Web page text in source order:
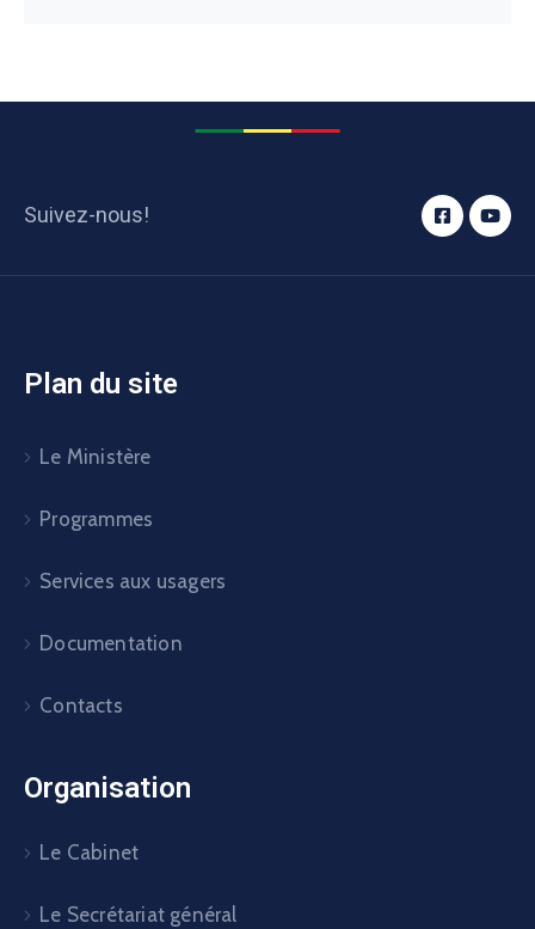
Suivez-nous!
Plan du site
Le Ministère
Programmes
Services aux usagers
Documentation
Contacts
Organisation
Le Cabinet
Le Secrétariat général